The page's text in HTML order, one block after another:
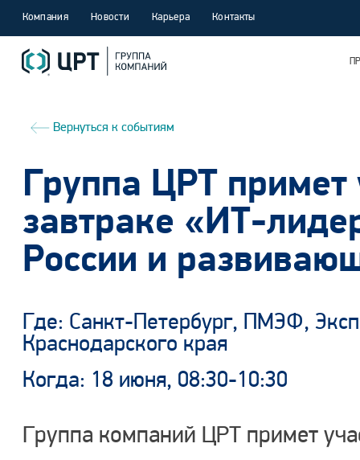
Компания Новости Карьера Контакты
Вернуться к событиям
Группа ЦРТ примет
завтраке «ИТ-
России и
Где: Санкт-Петербург, ПМЭФ,
Краснодарского края
Когда: 18 июня, 08:30-10:30
Группа компаний ЦРТ примет